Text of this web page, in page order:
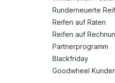
Runderneuerte
Reifen auf Raten
Reifen auf
Partnerprogramm
Blackfriday
Goodwheel